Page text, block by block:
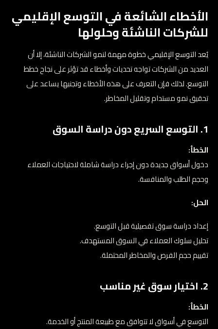
الأخطاء الشائعة في التوسع الإقليمي
للشركات الناشئة وحلولها
يُعد التوسع الإقليمي خطوة مهمة لنمو الشركات الناشئة، إلا أن
العديد من الشركات تواجه تحديات وأخطاء قد تؤثر على نجاح خطط
التوسع. لذلك فإن التعرف على هذه الأخطاء وتجنبها يساعد على
تحقيق نمو مستدام وتقليل المخاطر.
1. التوسع السريع دون دراسة السوق
الخطأ:
دخول أسواق جديدة دون إجراء دراسة شاملة لاحتياجات العملاء
وحجم الطلب والمنافسة.
الحل:
إعداد دراسة سوق تفصيلية قبل التوسع.
تحليل سلوك العملاء في السوق المستهدف.
تقييم حجم الفرص والمخاطر المحتملة.
2. اختيار سوق غير مناسب
الخطأ:
التوسع في أسواق لا تتوافق مع طبيعة المنتج أو الخدمة.